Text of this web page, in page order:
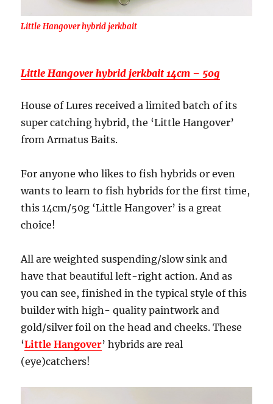
Little Hangover hybrid jerkbait
Little Hangover hybrid jerkbait 14cm – 50g
House of Lures received a limited batch of its
super catching hybrid, the ‘Little Hangover’
from Armatus Baits.
For anyone who likes to fish hybrids or even
wants to learn to fish hybrids for the first time,
this 14cm/50g ‘Little Hangover’ is a great
choice!
All are weighted suspending/slow sink and
have that beautiful left-right action. And as
you can see, finished in the typical style of this
builder with high- quality paintwork and
gold/silver foil on the head and cheeks. These
‘Little Hangover’ hybrids are real
(eye)catchers!